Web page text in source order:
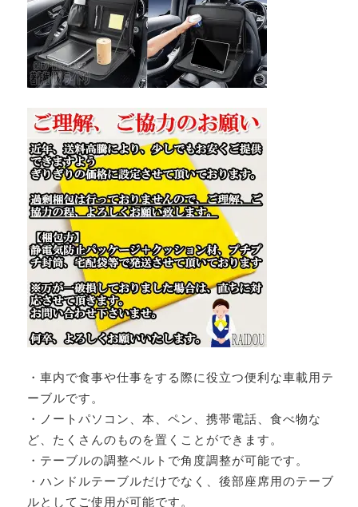
・車内で食事や仕事をする際に役立つ便利な車載用テ
ーブルです。
・ノートパソコン、本、ペン、携帯電話、食べ物な
ど、たくさんのものを置くことができます。
・テーブルの調整ベルトで角度調整が可能です。
・ハンドルテーブルだけでなく、後部座席用のテーブ
ルとしてご使用が可能です。